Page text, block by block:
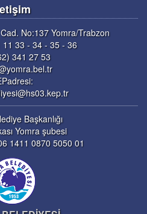
No:137 Yomra/Trabzon
33 - 34 - 35 - 36
341 27 53
Başkanlığı
Yomra şubesi
1411 0870 5050 01